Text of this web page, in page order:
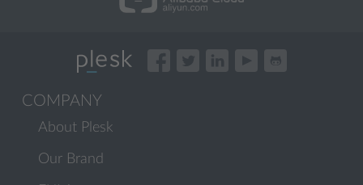
COMPANY
About Plesk
Our Brand